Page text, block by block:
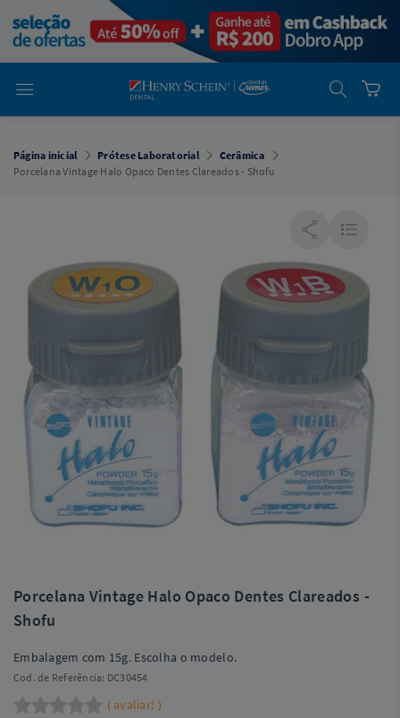
Dental
Cremer -
Henry Schein
Laboratório
Laboratório
Cremer -
Henry Schein
Você está
emDental
Cremer
Dental
Odontológico
Página inicial Prótese Laboratorial
Cerâmica
Porcelana Vintage Halo Opaco Dentes Clareados - Shofu
Porcelana Vintage Halo Opaco Dentes Clareados -
Shofu
Embalagem com 15g. Escolha o modelo.
Cod. de Referência: DC30454
( avaliar! )